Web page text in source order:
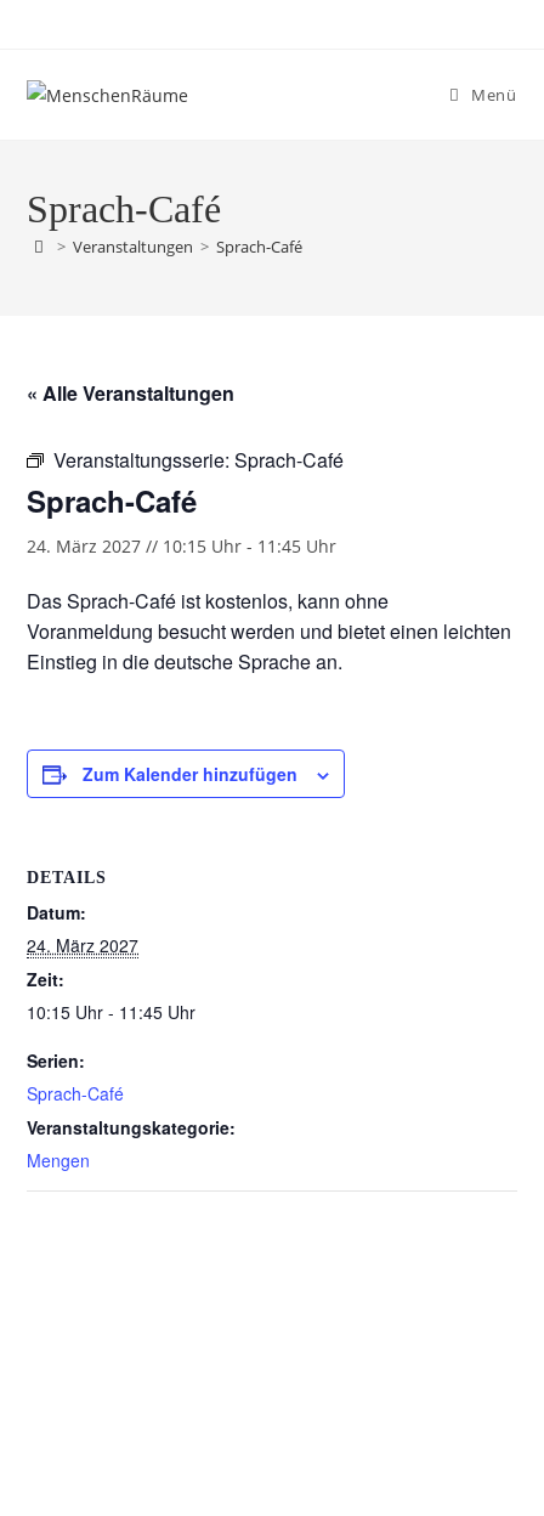
Menü
Sprach-Café
> Veranstaltungen > Sprach-Café
« Alle Veranstaltungen
Veranstaltungsserie:Sprach-Café
Sprach-Café
24. März 2027 // 10:15 Uhr - 11:45 Uhr
Das Sprach-Café ist kostenlos, kann ohne
Voranmeldung besucht werden und bietet einen leichten
Einstieg in die deutsche Sprache an.
Zum Kalender hinzufügen
DETAILS
Datum:
24. März 2027
Zeit:
10:15 Uhr - 11:45 Uhr
Serien:
Sprach-Café
Veranstaltungskategorie:
Mengen